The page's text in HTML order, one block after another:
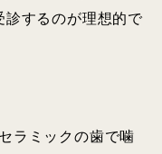
診するのが理想的で
ラミックの歯で噛